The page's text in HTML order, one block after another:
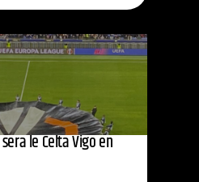
le Celta Vigo en